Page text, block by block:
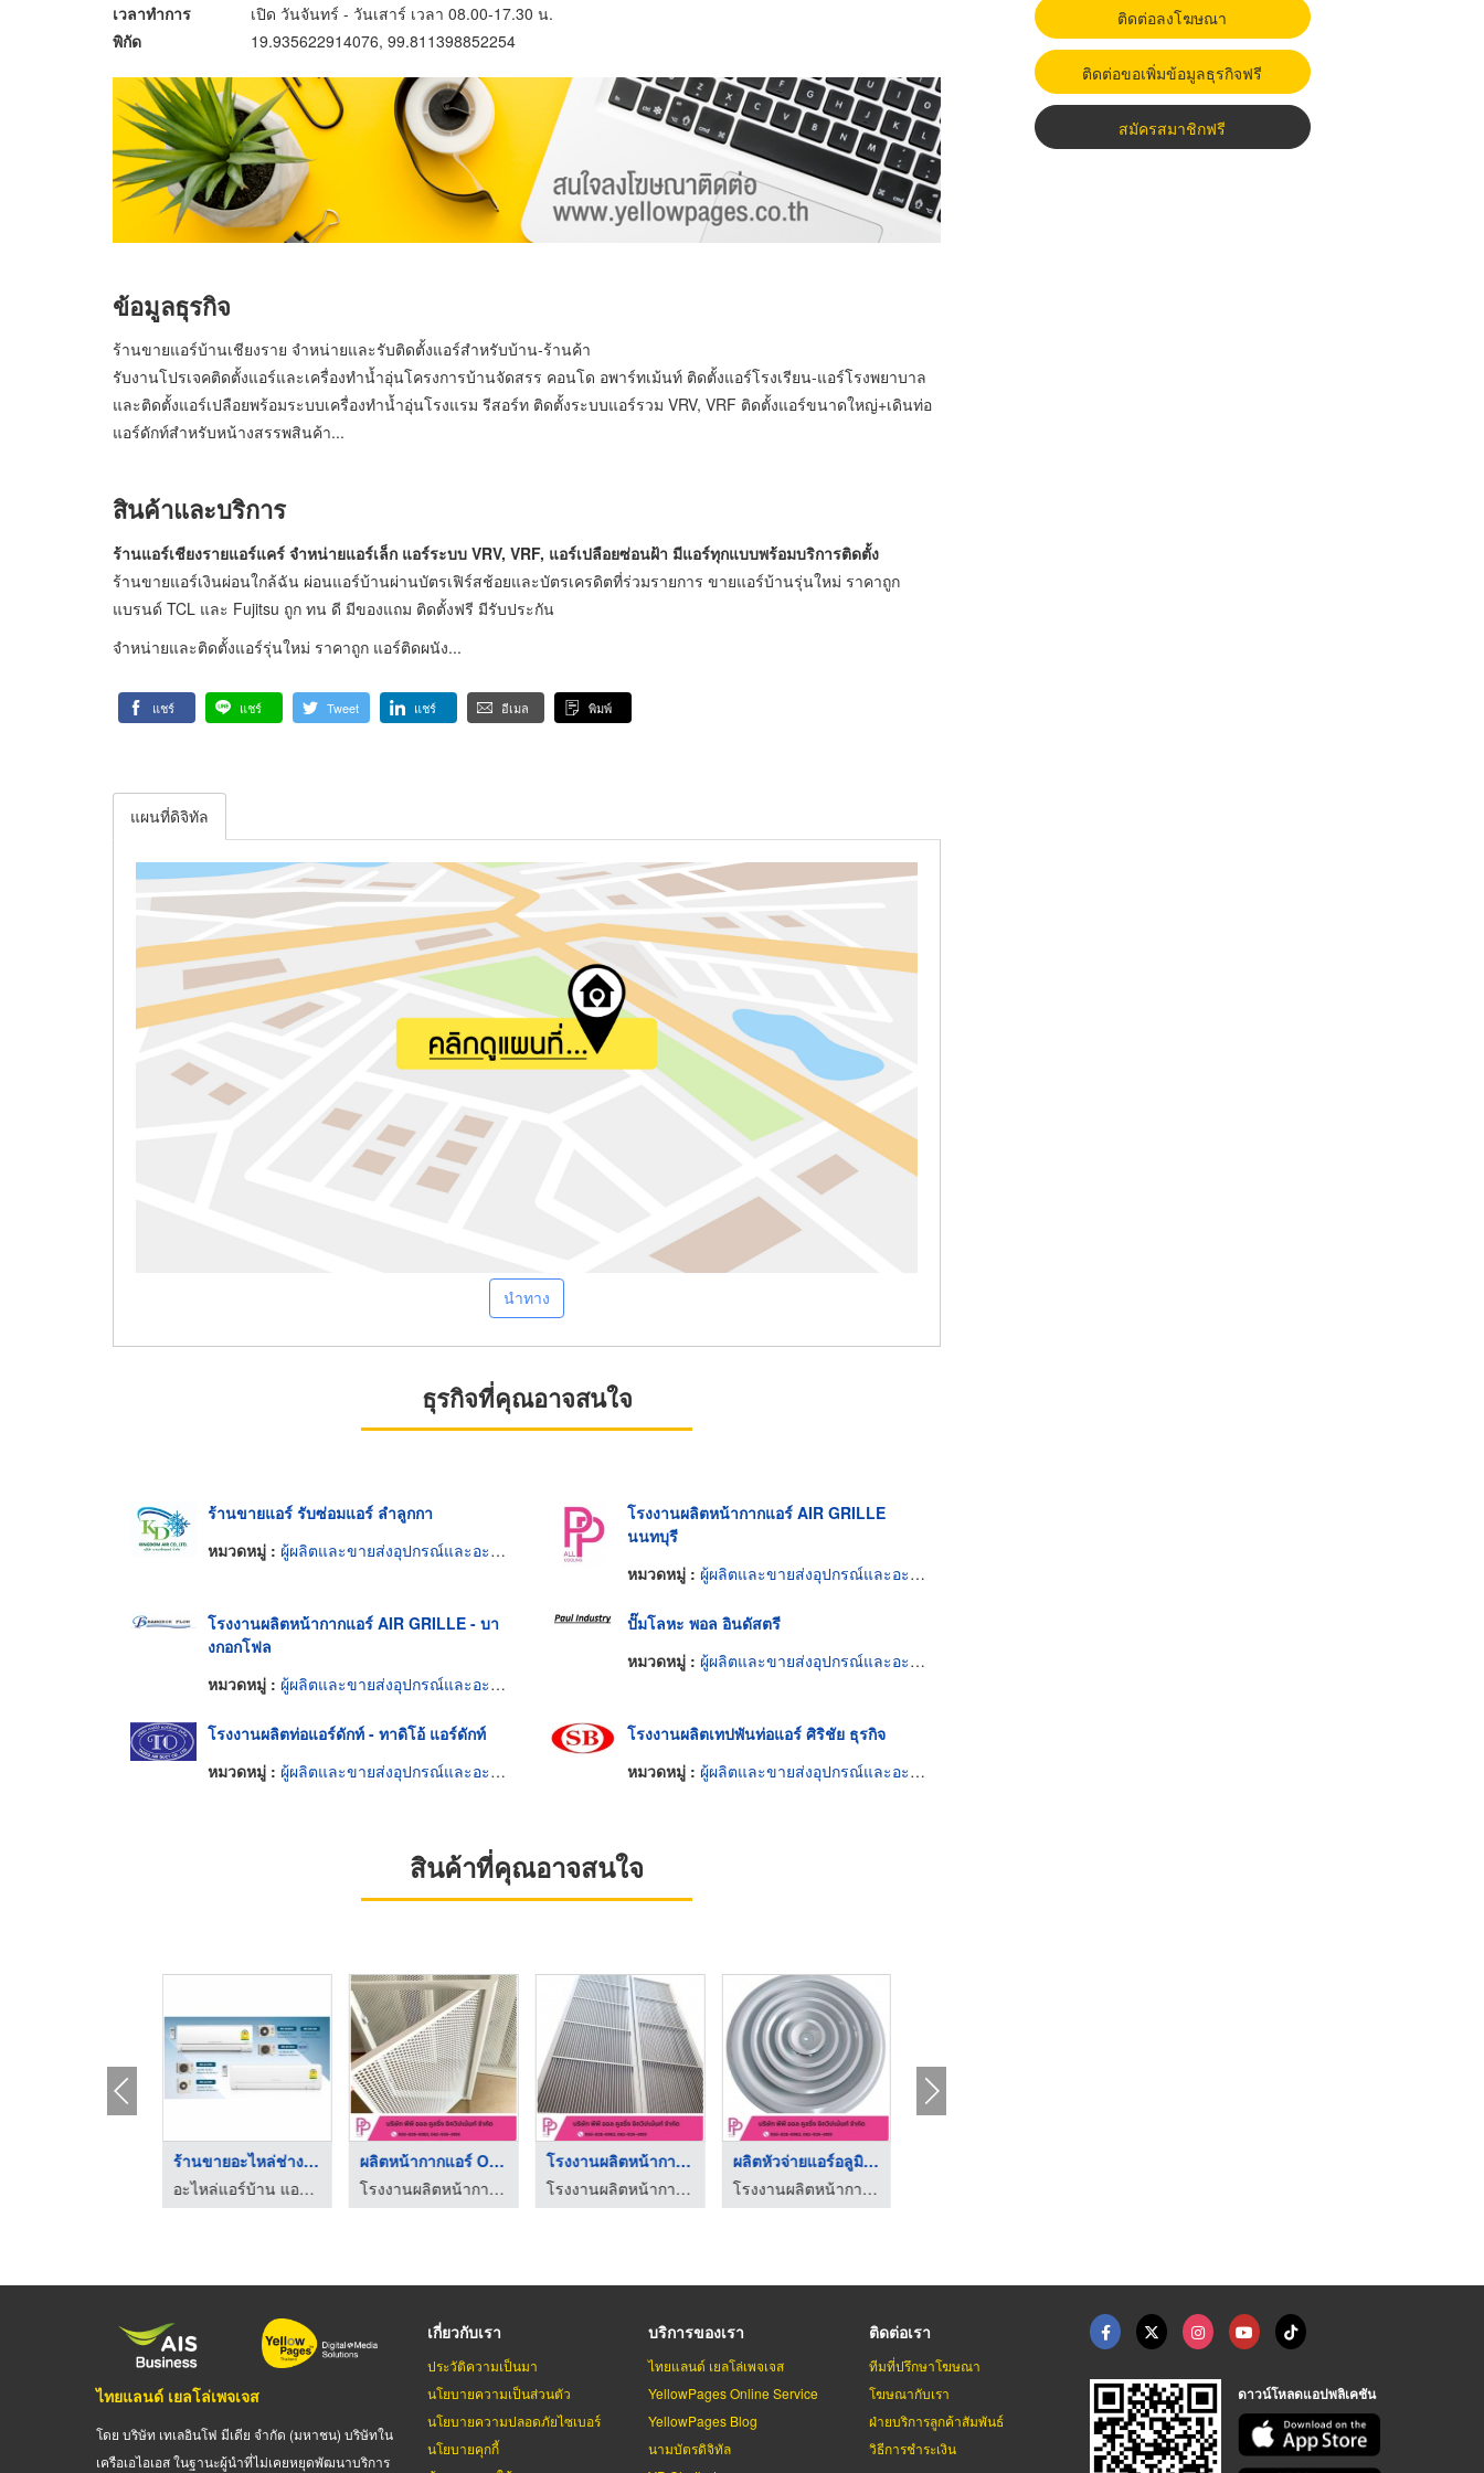
เวลาทำการ
เปิด วันจันทร์ - วันเสาร์ เวลา 08.00-17.30 น.
พิกัด
19.935622914076, 99.811398852254
ข้อมูลธุรกิจ
ร้านขายแอร์บ้านเชียงราย จำหน่ายและรับติดตั้งแอร์สำหรับบ้าน-ร้านค้า
รับงานโปรเจคติดตั้งแอร์และเครื่องทำน้ำอุ่นโครงการบ้านจัดสรร คอนโด อพาร์ทเม้นท์ ติดตั้งแอร์โรงเรียน-แอร์โรงพยาบาล
และติดตั้งแอร์เปลือยพร้อมระบบเครื่องทำน้ำอุ่นโรงแรม รีสอร์ท ติดตั้งระบบแอร์รวม VRV, VRF ติดตั้งแอร์ขนาดใหญ่+เดินท่อ
แอร์ดักท์สำหรับหน้างสรรพสินค้า...
สินค้าและบริการ
ร้านแอร์เชียงรายแอร์แคร์ จำหน่ายแอร์เล็ก แอร์ระบบ VRV, VRF, แอร์เปลือยซ่อนฝ้า มีแอร์ทุกแบบพร้อมบริการติดตั้ง
ร้านขายแอร์เงินผ่อนใกล้ฉัน ผ่อนแอร์บ้านผ่านบัตรเฟิร์สช้อยและบัตรเครดิตที่ร่วมรายการ ขายแอร์บ้านรุ่นใหม่ ราคาถูก
แบรนด์ TCL และ Fujitsu ถูก ทน ดี มีของแถม ติดตั้งฟรี มีรับประกัน
จำหน่ายและติดตั้งแอร์รุ่นใหม่ ราคาถูก แอร์ติดผนัง...
แชร์ แชร์ Tweet แชร์ อีเมล พิมพ์
แผนที่ดิจิทัล
นำทาง
ธุรกิจที่คุณอาจสนใจ
ร้านขายแอร์ รับซ่อมแอร์ ลำลูกกา
หมวดหมู่ : ผู้ผลิตและขายส่งอุปกรณ์และอะไหล่แอร์
โรงงานผลิตหน้ากากแอร์ AIR GRILLE
นนทบุรี
หมวดหมู่ : ผู้ผลิตและขายส่งอุปกรณ์และอะไหล่แอร์
โรงงานผลิตหน้ากากแอร์ AIR GRILLE - บา
งกอกโฟล
หมวดหมู่ : ผู้ผลิตและขายส่งอุปกรณ์และอะไหล่แอร์
ปั๊มโลหะ พอล อินดัสตรี
หมวดหมู่ : ผู้ผลิตและขายส่งอุปกรณ์และอะไหล่แอร์
โรงงานผลิตท่อแอร์ดักท์ - ทาดิโอ้ แอร์ดักท์
หมวดหมู่ : ผู้ผลิตและขายส่งอุปกรณ์และอะไหล่แอร์
โรงงานผลิตเทปพันท่อแอร์ ศิริชัย ธุรกิจ
หมวดหมู่ : ผู้ผลิตและขายส่งอุปกรณ์และอะไหล่แอร์
สินค้าที่คุณอาจสนใจ
ร้านขายอะไหล่ช่างแอร ...
อะไหล่แอร์บ้าน แอร์โรงงาน - ปราจีนบุรี
ผลิตหน้ากากแอร์ OEM
โรงงานผลิตหน้ากากแอร์ AIR GRILLE นนทบุรี
โรงงานผลิตหน้ากากแอร ...
โรงงานผลิตหน้ากากแอร์ AIR GRILLE นนทบุรี
ผลิตหัวจ่ายแอร์อลูมิ ...
โรงงานผลิตหน้ากากแอร์ AIR GRILLE นนทบุรี
ติดต่อลงโฆษณา
ติดต่อขอเพิ่มข้อมูลธุรกิจฟรี
สมัครสมาชิกฟรี
ไทยแลนด์ เยลโล่เพจเจส
โดย บริษัท เทเลอินโฟ มีเดีย จำกัด (มหาชน) บริษัทใน
เครือเอไอเอส ในฐานะผู้นำที่ไม่เคยหยุดพัฒนาบริการ
เกี่ยวกับเรา
ประวัติความเป็นมา
นโยบายความเป็นส่วนตัว
นโยบายความปลอดภัยไซเบอร์
นโยบายคุกกี้
บริการของเรา
ไทยแลนด์ เยลโล่เพจเจส
YellowPages Online Service
YellowPages Blog
นามบัตรดิจิทัล
ติดต่อเรา
ทีมที่ปรึกษาโฆษณา
โฆษณากับเรา
ฝ่ายบริการลูกค้าสัมพันธ์
วิธีการชำระเงิน
ดาวน์โหลดแอปพลิเคชัน